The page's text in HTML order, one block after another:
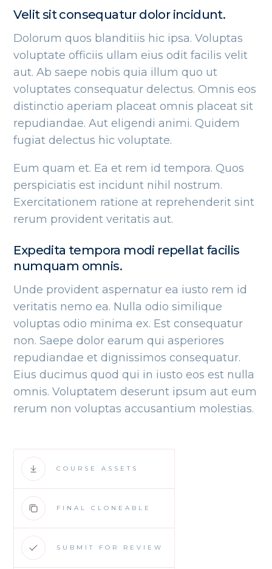
Velit sit consequatur dolor incidunt.
Dolorum quos blanditiis hic ipsa. Voluptas
voluptate officiis ullam eius odit facilis velit
aut. Ab saepe nobis quia illum quo ut
voluptates consequatur delectus. Omnis eos
distinctio aperiam placeat omnis placeat sit
repudiandae. Aut eligendi animi. Quidem
fugiat delectus hic voluptate.
Eum quam et. Ea et rem id tempora. Quos
perspiciatis est incidunt nihil nostrum.
Exercitationem ratione at reprehenderit sint
rerum provident veritatis aut.
Expedita tempora modi repellat facilis
numquam omnis.
Unde provident aspernatur ea iusto rem id
veritatis nemo ea. Nulla odio similique
voluptas odio minima ex. Est consequatur
non. Saepe dolor earum qui asperiores
repudiandae et dignissimos consequatur.
Eius ducimus quod qui in iusto eos est nulla
omnis. Voluptatem deserunt ipsum aut eum
rerum non voluptas accusantium molestias.
COURSE ASSETS
FINAL CLONEABLE
SUBMIT FOR REVIEW